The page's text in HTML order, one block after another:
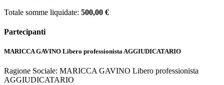
Totale somme liquidate: 500,00 €
Partecipanti
MARICCA GAVINO Libero professionistaAGGIUDICATARIO
Ragione Sociale: MARICCA GAVINO Libero professionista
AGGIUDICATARIO